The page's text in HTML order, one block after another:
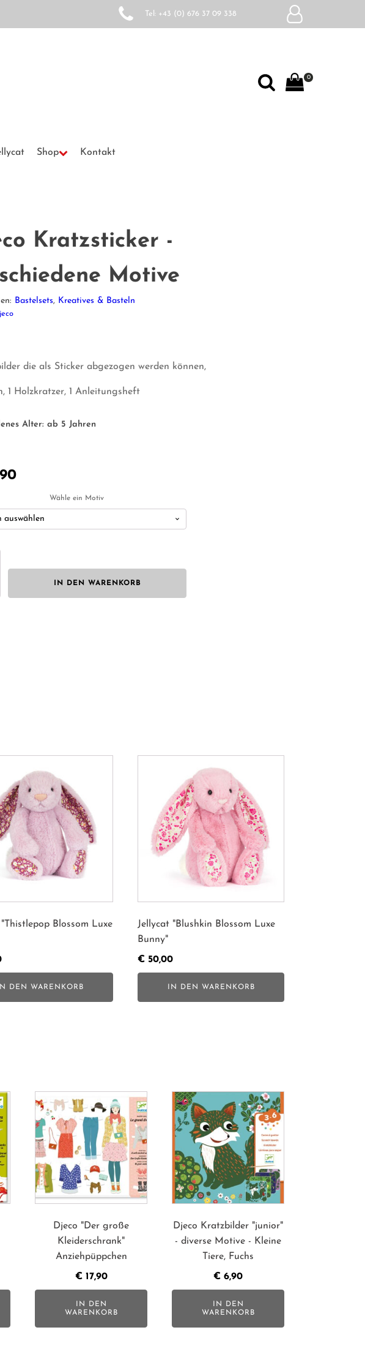
Tel: +43 (0) 676 37 09 338
0
Shop Kontakt
Kratzsticker -
Motive
Bastelsets, Kreatives & Basteln
die als Sticker abgezogen werden können,
1 Holzkratzer, 1 Anleitungsheft
Alter: ab 5 Jahren
Wähle ein Motiv
IN DEN WARENKORB
Blossom Luxe
IN DEN WARENKORB
Jellycat "Blushkin Blossom Luxe
Bunny"
€ 50,00
IN DEN WARENKORB
Djeco "Der große
Kleiderschrank"
Anziehpüppchen
€17,90
IN DEN
WARENKORB
Djeco Kratzbilder "junior"
- diverse Motive - Kleine
Tiere, Fuchs
€ 6,90
IN DEN
WARENKORB